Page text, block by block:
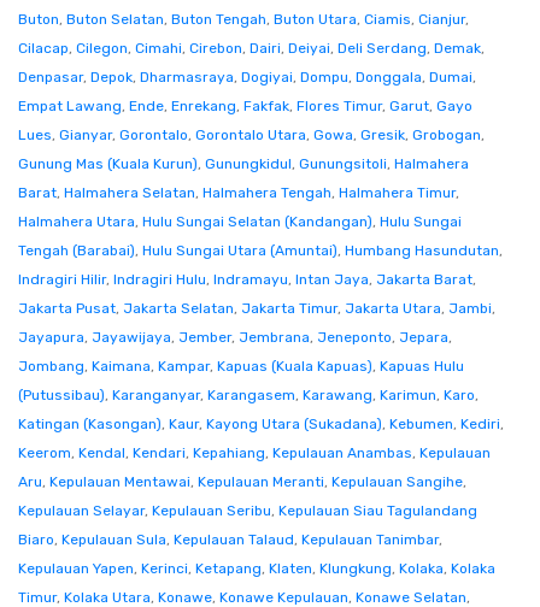
Buton, Buton Selatan, Buton Tengah, Buton Utara, Ciamis, Cianjur,
Cilacap, Cilegon, Cimahi, Cirebon, Dairi, Deiyai, Deli Serdang, Demak,
Denpasar, Depok, Dharmasraya, Dogiyai, Dompu, Donggala, Dumai,
Empat Lawang, Ende, Enrekang, Fakfak, Flores Timur, Garut, Gayo
Lues, Gianyar, Gorontalo, Gorontalo Utara, Gowa, Gresik, Grobogan,
Gunung Mas (Kuala Kurun), Gunungkidul, Gunungsitoli, Halmahera
Barat, Halmahera Selatan, Halmahera Tengah, Halmahera Timur,
Halmahera Utara, Hulu Sungai Selatan (Kandangan), Hulu Sungai
Tengah (Barabai), Hulu Sungai Utara (Amuntai), Humbang Hasundutan,
Indragiri Hilir, Indragiri Hulu, Indramayu, Intan Jaya, Jakarta Barat,
Jakarta Pusat, Jakarta Selatan, Jakarta Timur, Jakarta Utara, Jambi,
Jayapura, Jayawijaya, Jember, Jembrana, Jeneponto, Jepara,
Jombang, Kaimana, Kampar, Kapuas (Kuala Kapuas), Kapuas Hulu
(Putussibau), Karanganyar, Karangasem, Karawang, Karimun, Karo,
Katingan (Kasongan), Kaur, Kayong Utara (Sukadana), Kebumen, Kediri,
Keerom, Kendal, Kendari, Kepahiang, Kepulauan Anambas, Kepulauan
Aru, Kepulauan Mentawai, Kepulauan Meranti, Kepulauan Sangihe,
Kepulauan Selayar, Kepulauan Seribu, Kepulauan Siau Tagulandang
Biaro, Kepulauan Sula, Kepulauan Talaud, Kepulauan Tanimbar,
Kepulauan Yapen, Kerinci, Ketapang, Klaten, Klungkung, Kolaka, Kolaka
Timur, Kolaka Utara, Konawe, Konawe Kepulauan, Konawe Selatan,